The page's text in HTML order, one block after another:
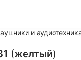
и
(желтый)